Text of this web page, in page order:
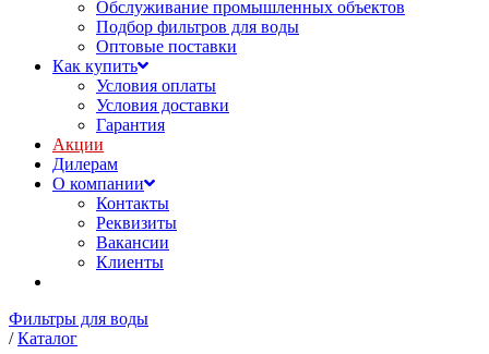
Обслуживание промышленных объектов
Подбор фильтров для воды
Оптовые поставки
Как купить
Условия оплаты
Условия доставки
Гарантия
Акции
Дилерам
О компании
Контакты
Реквизиты
Вакансии
Клиенты
Фильтры для воды
/ Каталог